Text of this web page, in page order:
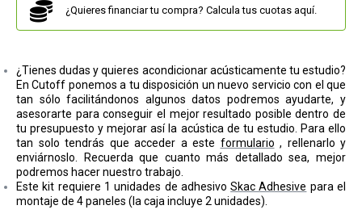
¿Quieres financiar tu compra? Calcula tus cuotas aquí.
¿Tienes dudas y quieres acondicionar acústicamente tu estudio?
En Cutoff ponemos a tu disposición un nuevo servicio con el que
tan sólo facilitándonos algunos datos podremos ayudarte, y
asesorarte para conseguir el mejor resultado posible dentro de
tu presupuesto y mejorar así la acústica de tu estudio.
Para ello
tan solo tendrás que acceder a este formulario , rellenarlo y
enviárnoslo. Recuerda que cuanto más detallado sea, mejor
podremos hacer nuestro trabajo.
Este kit requiere 1 unidades de adhesivoSkac Adhesive para el
montaje de 4paneles (la caja incluye 2 unidades).